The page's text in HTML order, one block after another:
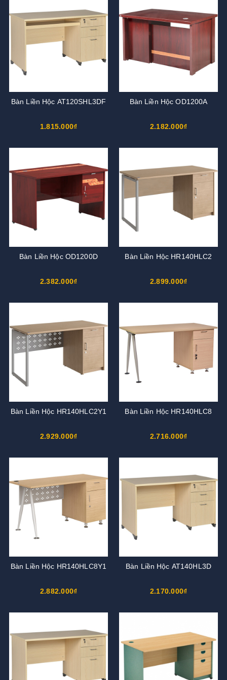
Bàn Liền Hộc AT120SHL3DF
1.815.000₫
Bàn Liền Hộc OD1200A
2.182.000₫
Bàn Liền Hộc OD1200D
2.382.000₫
Bàn Liền Hộc HR140HLC2
2.899.000₫
Bàn Liền Hộc HR140HLC2Y1
2.929.000₫
Bàn Liền Hộc HR140HLC8
2.716.000₫
Bàn Liền Hộc HR140HLC8Y1
2.882.000₫
Bàn Liền Hộc AT140HL3D
2.170.000₫